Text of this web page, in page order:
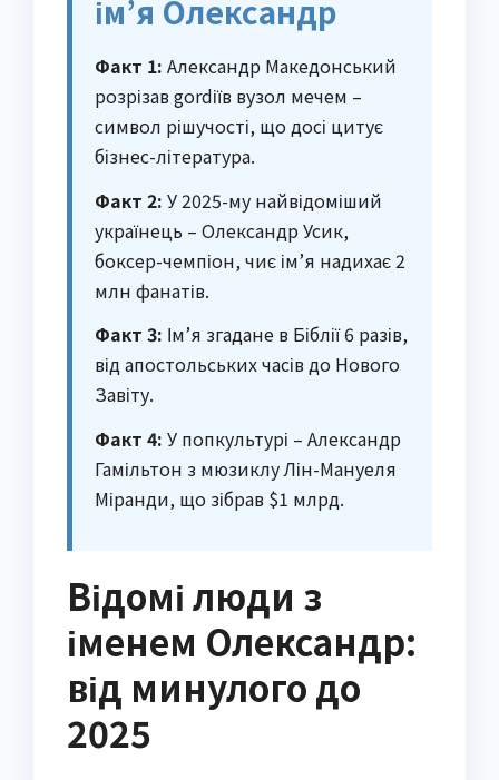
ім’я Олександр
Факт 1: Александр Македонський
розрізав gordіїв вузол мечем –
символ рішучості, що досі цитує
бізнес-література.
Факт 2: У 2025-му найвідоміший
українець – Олександр Усик,
боксер-чемпіон, чиє ім’я надихає 2
млн фанатів.
Факт 3: Ім’я згадане в Біблії 6 разів,
від апостольських часів до Нового
Завіту.
Факт 4: У попкультурі – Александр
Гамільтон з мюзиклу Лін-Мануеля
Міранди, що зібрав $1 млрд.
Відомі люди з
іменем Олександр:
від минулого до
2025